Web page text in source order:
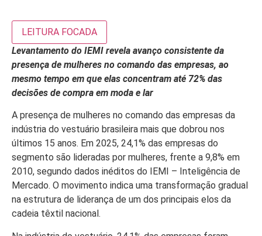
LEITURA FOCADA
Levantamento do IEMI revela avanço consistente da
presença de mulheres no comando das empresas, ao
mesmo tempo em que elas concentram até 72% das
decisões de compra em moda e lar
A presença de mulheres no comando das empresas da
indústria do vestuário brasileira mais que dobrou nos
últimos 15 anos. Em 2025, 24,1% das empresas do
segmento são lideradas por mulheres, frente a 9,8% em
2010, segundo dados inéditos do IEMI – Inteligência de
Mercado. O movimento indica uma transformação gradual
na estrutura de liderança de um dos principais elos da
cadeia têxtil nacional.